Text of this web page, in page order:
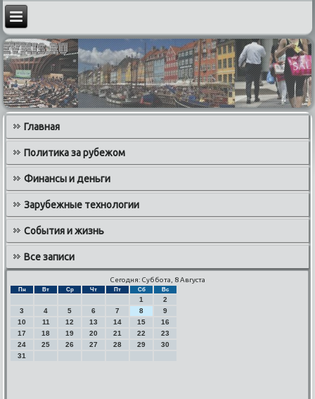
Главная
Политика за рубежом
Финансы и деньги
Зарубежные технологии
События и жизнь
Все записи
Сегодня: Суббота, 8 Августа
Пн Вт Ср Чт Пт Сб Вс
1
2
3
4 5 6 7 8
9
10
11 12 13 14 15
16
17
18 19 20 21 22
23
24
25 26 27 28 29
30
31